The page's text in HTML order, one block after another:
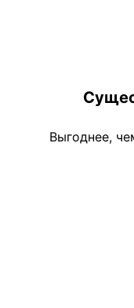
Выгоднее,